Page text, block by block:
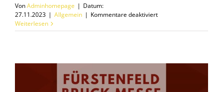
VonAdminhomepage | Datum:
27.11.2023 | Allgemein | Kommentare deaktiviertfür
2023
Weiterlesen